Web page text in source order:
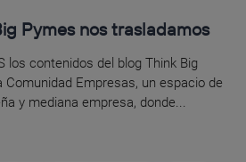
Pymes nos trasladamos
los contenidos del blog Think Big
Comunidad Empresas, un espacio de
y mediana empresa, donde...